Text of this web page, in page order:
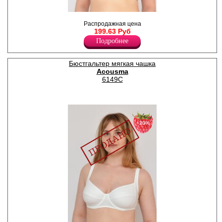
мягкими чашками из
кружевного полотна, без
косточек. Бретели
регулируются по длине, НЕ
съемные.
Нейлон 82%
Спандекс 18%
Распродажная цена
199.63 Руб
Подробнее
Бюстгальтер мягкая чашка
Acousma
6149C
−20%